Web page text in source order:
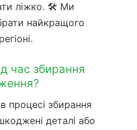
ліжко. 🛠️ Ми
найкращого
час збирання
процесі збирання
деталі або